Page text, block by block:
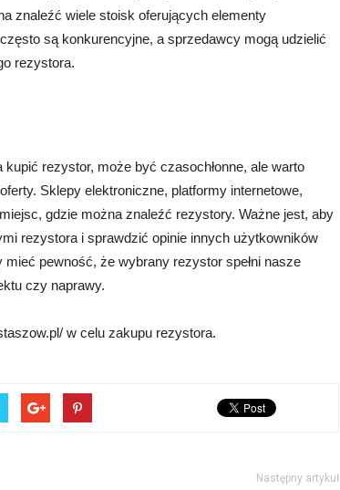
znaleźć wiele stoisk oferujących elementy
są konkurencyjne, a sprzedawcy mogą udzielić
rezystora.
rezystor, może być czasochłonne, ale warto
Sklepy elektroniczne, platformy internetowe,
gdzie można znaleźć rezystory. Ważne jest, aby
rezystora i sprawdzić opinie innych użytkowników
pewność, że wybrany rezystor spełni nasze
czy naprawy.
w celu zakupu rezystora.
Następny artykuł